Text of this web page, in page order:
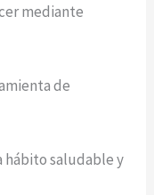
mediante
de
hábito saludable y